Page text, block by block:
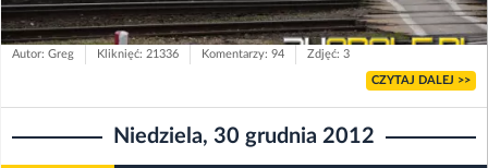
Autor: Greg Kliknięć: 21336 Komentarzy: 94 Zdjęć: 3
CZYTAJ DALEJ >>
Niedziela, 30 grudnia 2012